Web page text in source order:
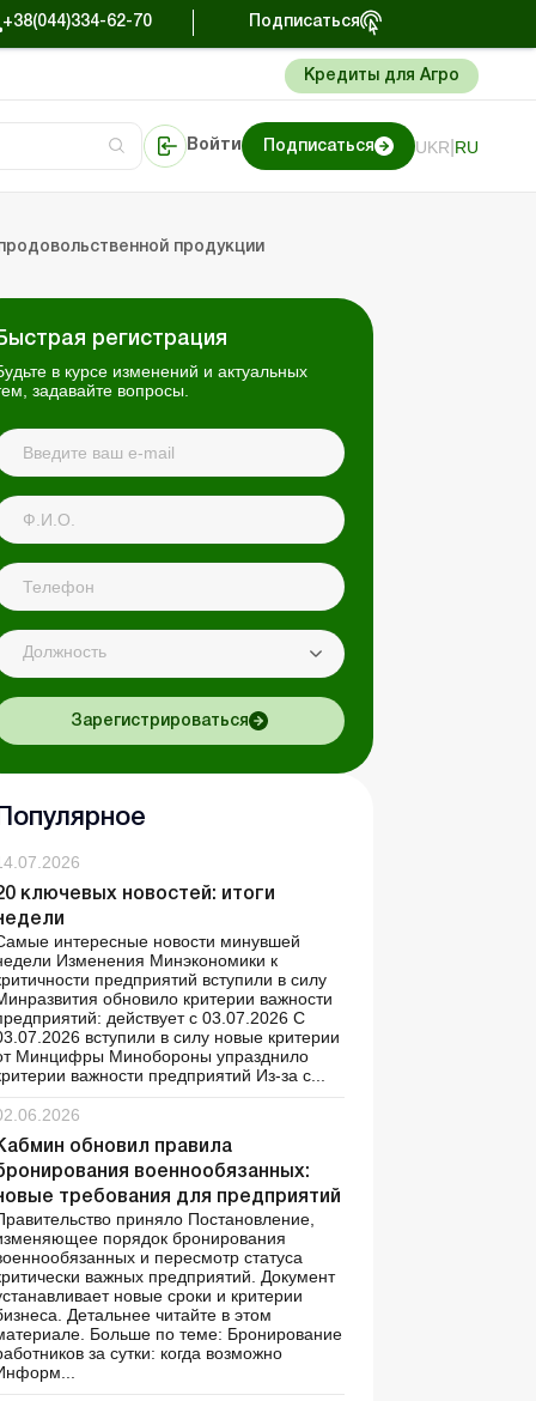
+38(044)334-62-70 Подписаться
Кредиты для Агро
Войти Подписаться UKR RU
продукции
регистрация
в курсе изменений и актуальных
задавайте вопросы.
Должность
Зарегистрироваться
Популярное
ключевых новостей: итоги
интересные новости минувшей
Изменения Минэкономики к
предприятий вступили в силу
обновило критерии важности
действует с 03.07.2026 С
вступили в силу новые критерии
Минцифры Минобороны упразднило
важности предприятий Из-за с...
обновил правила
военнообязанных:
требования для предприятий
приняло Постановление,
порядок бронирования
и пересмотр статуса
важных предприятий. Документ
новые сроки и критерии
Детальнее читайте в этом
Больше по теме: Бронирование
за сутки: когда возможно